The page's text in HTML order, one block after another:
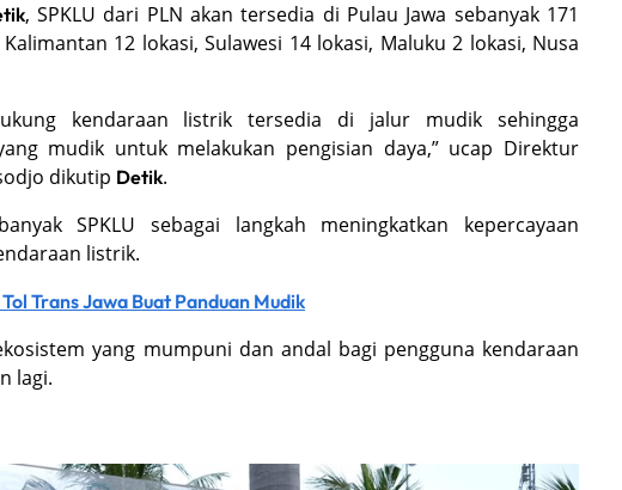
, SPKLU dari PLN akan tersedia di Pulau Jawa sebanyak 171
12 lokasi, Sulawesi 14 lokasi, Maluku 2 lokasi, Nusa
kendaraan listrik tersedia di jalur mudik sehingga
mudik untuk melakukan pengisian daya,” ucap Direktur
dikutip Detik.
SPKLU sebagai langkah meningkatkan kepercayaan
listrik.
Trans Jawa Buat Panduan Mudik
yang mumpuni dan andal bagi pengguna kendaraan
lagi.